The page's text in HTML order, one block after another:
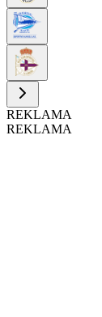
REKLAMA
REKLAMA